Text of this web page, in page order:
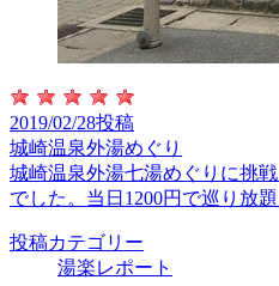
2019/02/28投稿
城崎温泉外湯めぐり
城崎温泉外湯七湯めぐりに挑
でした。当日1200円で巡り放
投稿カテゴリー
湯楽レポート